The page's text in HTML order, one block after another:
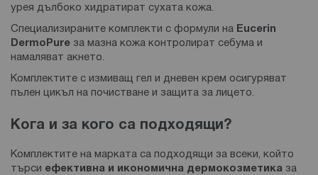
урея дълбоко хидратират сухата кожа.
Специализираните комплекти с формули на Eucerin
DermoPure за мазна кожа контролират себума и
намаляват акнето.
Комплектите с измиващ гел и дневен крем осигуряват
пълен цикъл на почистване и защита за лицето.
Кога и за кого са подходящи?
Комплектите на марката са подходящи за всеки, който
търси ефективна и икономична дермокозметика за